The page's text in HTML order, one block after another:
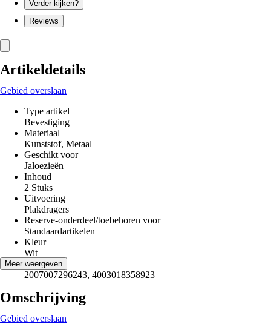
Verder kijken?
Reviews
Artikeldetails
Gebied overslaan
Type artikel
Bevestiging
Materiaal
Kunststof, Metaal
Geschikt voor
Jaloezieën
Inhoud
2 Stuks
Uitvoering
Plakdragers
Reserve-onderdeel/toebehoren voor
Standaardartikelen
Kleur
Wit
EAN
2007007296243, 4003018358923
Meer weergeven
Omschrijving
Gebied overslaan